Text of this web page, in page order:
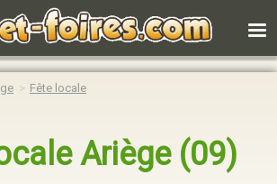
Fête locale
Ariège (09)